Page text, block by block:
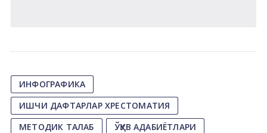
ИНФОГРАФИКА
ИШЧИ ДАФТАРЛАР ХРЕСТОМАТИЯ
МЕТОДИК ТАЛАБ
ЎҚУВ АДАБИЁТЛАРИ